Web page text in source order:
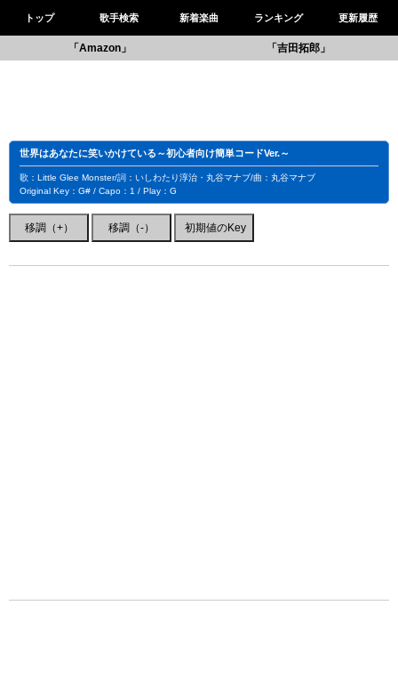
トップ 歌手検索 新着楽曲 ランキング 更新履歴
「Amazon」 「吉田拓郎」
世界はあなたに笑いかけている～初心者向け簡単コードVer.～
歌：Little Glee Monster/詞：いしわたり淳治・丸谷マナブ/曲：丸谷マナブ
Original Key：G# / Capo：1 / Play：G